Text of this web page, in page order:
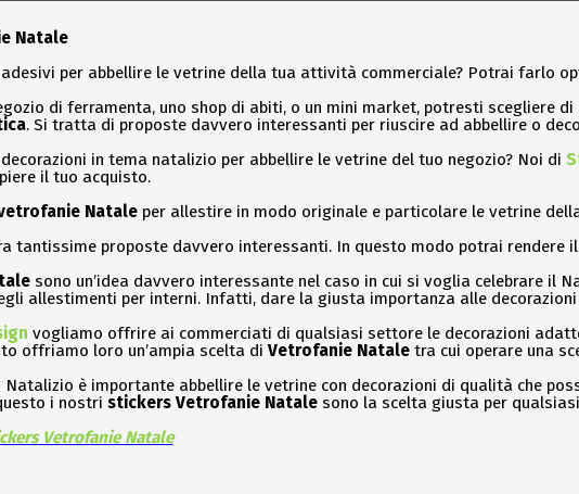
Natale
per abbellire le vetrine della tua attività commerciale? Potrai farlo
di ferramenta, uno shop di abiti, o un mini market, potresti scegliere
. Si tratta di proposte davvero interessanti per riuscire ad abbellire o
in tema natalizio per abbellire le vetrine del tuo negozio? Noi di
il tuo acquisto.
Nataleper allestire in modo originale e particolare le vetrine
tantissime proposte davvero interessanti. In questo modo potrai rendere
sono un’idea davvero interessante nel caso in cui si voglia celebrare il
allestimenti per interni. Infatti, dare la giusta importanza alle
vogliamo offrire ai commerciati di qualsiasi settore le decorazioni
offriamo loro un’ampia scelta di Vetrofanie Nataletra cui operare una
Natalizio è importante abbellire le vetrine con decorazioni di qualità che
i nostri stickers Vetrofanie Natalesono la scelta giusta per
Vetrofanie Natale